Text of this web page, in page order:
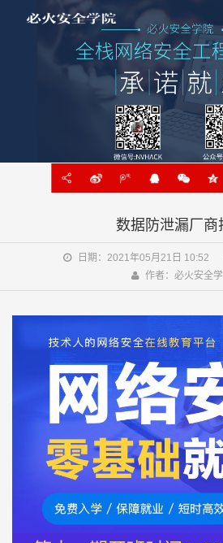
数据防泄漏厂商
日期：2021年05月21日 10:52
作者：必火安全